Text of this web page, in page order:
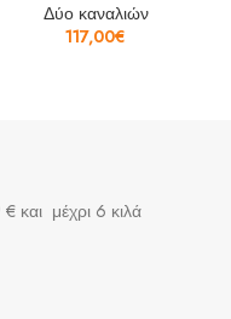
Δύο καναλιών
117,00€
και μέχρι 6 κιλά